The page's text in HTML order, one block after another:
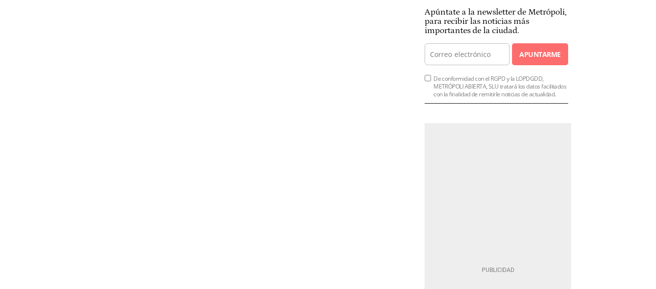
Apúntate a la newsletter de Metrópoli,
para recibir las noticias más
importantes de la ciudad.
APUNTARME
De conformidad con el RGPD y la LOPDGDD,
METRÓPOLI ABIERTA, SLU tratará los datos facilitados
con la finalidad de remitirle noticias de actualidad.